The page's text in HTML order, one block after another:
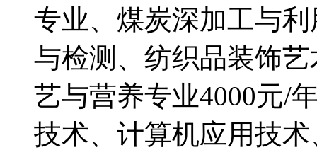
专业、煤炭深加工与
与检测、纺织品装饰
艺与营养专业4000元/
技术、计算机应用技